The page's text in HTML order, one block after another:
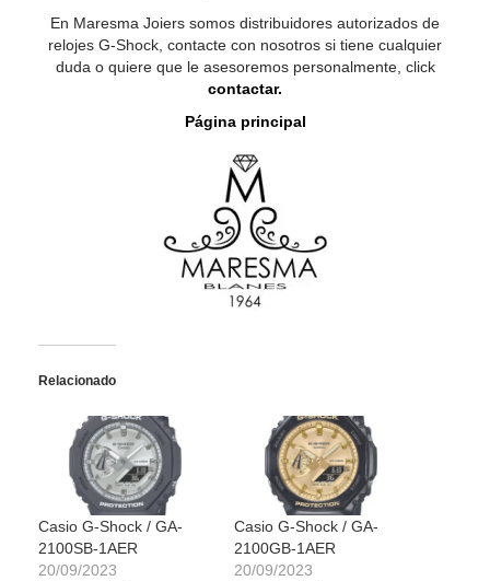
En Maresma Joiers somos distribuidores autorizados de
relojes G-Shock, contacte con nosotros si tiene cualquier
duda o quiere que le asesoremos personalmente, click
contactar.
Página principal
Relacionado
Casio G-Shock / GA-
2100SB-1AER
20/09/2023
Casio G-Shock / GA-
2100GB-1AER
20/09/2023